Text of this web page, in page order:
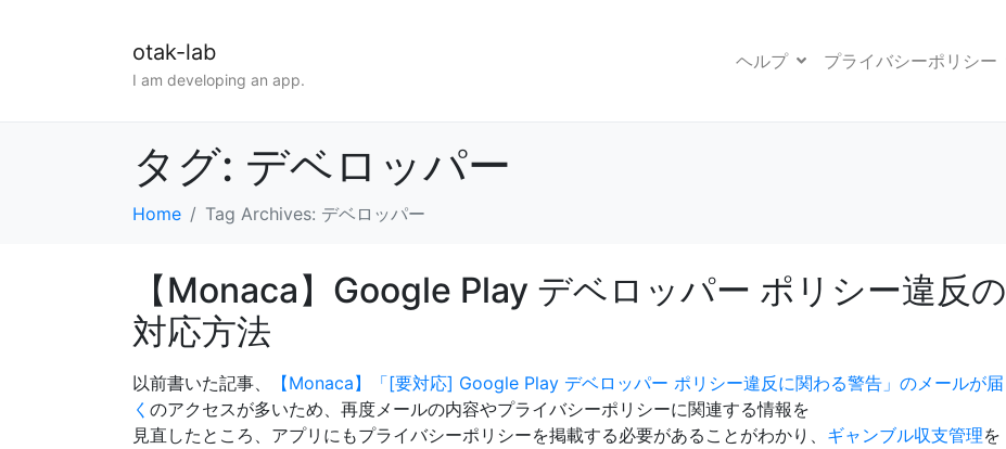
otak-lab
I am developing an app.
ヘルプ プライバシーポリシー
タグ: デベロッパー
Home Tag Archives: デベロッパー
【Monaca】Google Play デベロッパー ポリシー違反の
対応方法
以前書いた記事、
【Monaca】「[要対応] Google Play デベロッパー ポリシー違反に関わる警告」のメールが届
く のアクセスが多いため、再度メールの内容やプライバシーポリシーに関連する情報を
見直したところ、アプリにもプライバシーポリシーを掲載する必要があることがわかり、 ギャンブル収支管理を